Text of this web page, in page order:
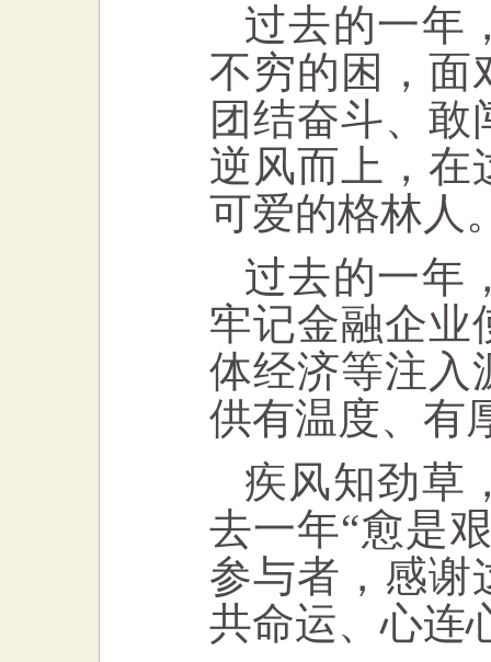
过去的一年
不穷的困，面
团结奋斗、
逆风而上，在
可爱的格林人
过去的一年
牢记金融企业
体经济等注入
供有温度、有
疾风知劲草
去一年“愈是
参与者，感谢
共命运、心连